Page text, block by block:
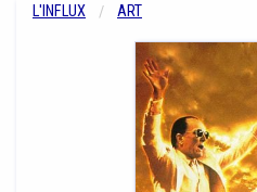
L'INFLUX ART